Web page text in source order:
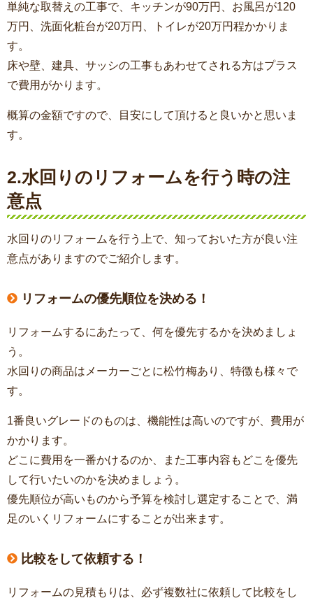
単純な取替えの工事で、キッチンが90万円、お風呂が120
万円、洗面化粧台が20万円、トイレが20万円程かかりま
す。
床や壁、建具、サッシの工事もあわせてされる方はプラス
で費用がかります。
概算の金額ですので、目安にして頂けると良いかと思いま
す。
2.水回りのリフォームを行う時の注
意点
水回りのリフォームを行う上で、知っておいた方が良い注
意点がありますのでご紹介します。
リフォームの優先順位を決める！
リフォームするにあたって、何を優先するかを決めましょ
う。
水回りの商品はメーカーごとに松竹梅あり、特徴も様々で
す。
1番良いグレードのものは、機能性は高いのですが、費用が
かかります。
どこに費用を一番かけるのか、また工事内容もどこを優先
して行いたいのかを決めましょう。
優先順位が高いものから予算を検討し選定することで、満
足のいくリフォームにすることが出来ます。
比較をして依頼する！
リフォームの見積もりは、必ず複数社に依頼して比較をし